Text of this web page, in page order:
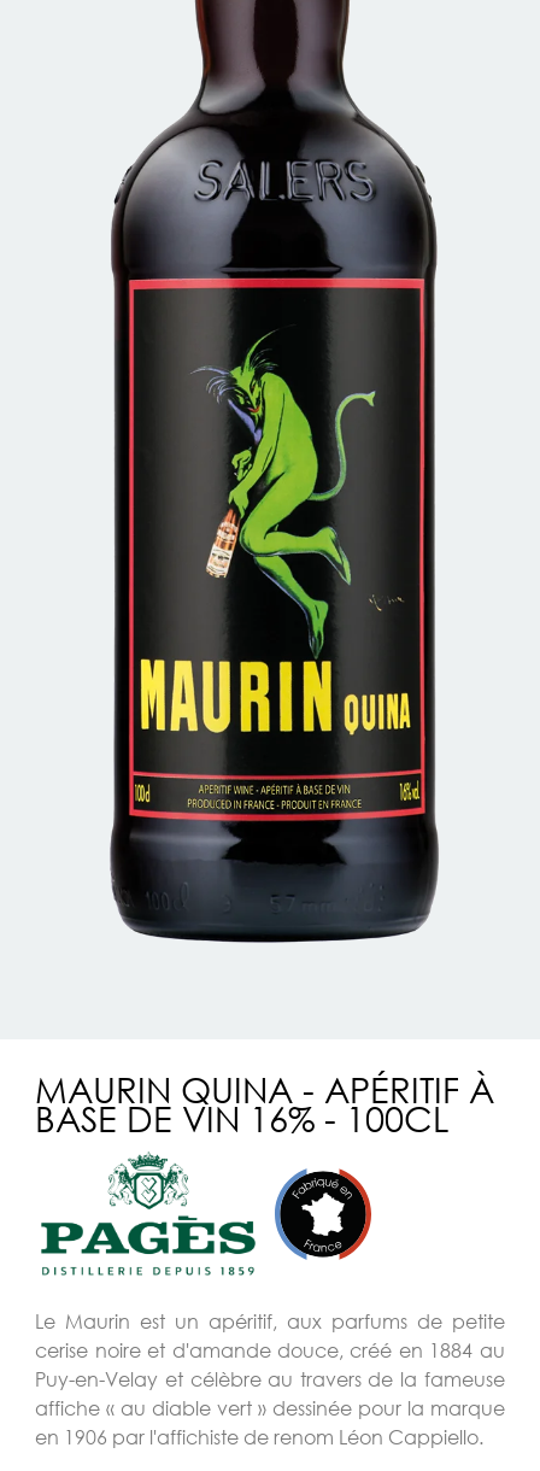
MAURIN QUINA - APÉRITIF À
BASE DE VIN 16% - 100CL
Le Maurin est un apéritif, aux parfums de petite
cerise noire et d'amande douce, créé en 1884 au
Puy-en-Velay et célèbre au travers de la fameuse
affiche « au diable vert » dessinée pour la marque
en 1906 par l'affichiste de renom Léon Cappiello.